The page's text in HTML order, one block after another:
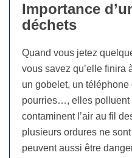
Importance
déchets
Quand vous jetez
vous savez qu’elle finira
un gobelet, un
pourries…, elles polluent
contaminent l’air au fil
plusieurs ordures ne
peuvent aussi être